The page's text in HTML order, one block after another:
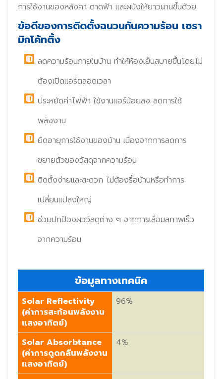
การใช้งานของหลังคา ดาดฟ้า และผนังให้ยาวนานขึ้นด้วย
ข้อดีของการติดตั้งฉนวนกันความร้อน เซรา
มิกโค้ทติ้ง
ลดความร้อนภายในบ้าน ทำให้ห้องเย็นสบายขึ้นโดยไม่
ต้องเปิดแอร์ตลอดเวลา
ประหยัดค่าไฟฟ้า ใช้งานแอร์น้อยลง ลดการใช้
พลังงาน
ยืดอายุการใช้งานของบ้าน เนื่องจากการลดการ
ขยายตัวของวัสดุจากความร้อน
ติดตั้งง่ายและสะดวก ไม่ต้องรื้อบ้านหรือทำการ
เปลี่ยนแปลงใหญ่
ช่วยปกป้องผิววัสดุต่าง ๆ จากการเสื่อมสภาพเร็ว
จากความร้อน
ข้อมูลทางเทคนิค
Solar Reflectivity
(ค่าการสะท้อนพลังงาน
แสงอาทิตย์)
96%
Solar Absorbtance
(ค่าการดูดกลืนพลังงาน
แสงอาทิตย์)
4%